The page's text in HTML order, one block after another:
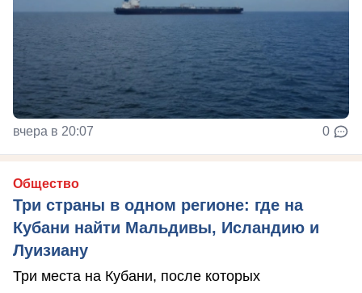
вчера в 20:07 0
Общество
Три страны в одном регионе: где на
Кубани найти Мальдивы, Исландию и
Луизиану
Три места на Кубани, после которых